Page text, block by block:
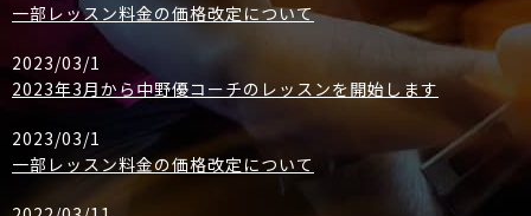
一部レッスン料金の価格改定について
2023/03/1
2023年3月から中野優コーチのレッスンを開始します
2023/03/1
一部レッスン料金の価格改定について